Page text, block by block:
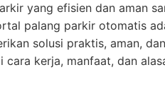
yang efisien dan aman
palang parkir otomatis
solusi praktis, aman,
kerja, manfaat, dan